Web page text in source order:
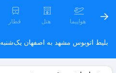
هواپیما هتل قطار
بلیط اتوبوس مشهد به اصفهان یک‌شنبه 18 مرداد